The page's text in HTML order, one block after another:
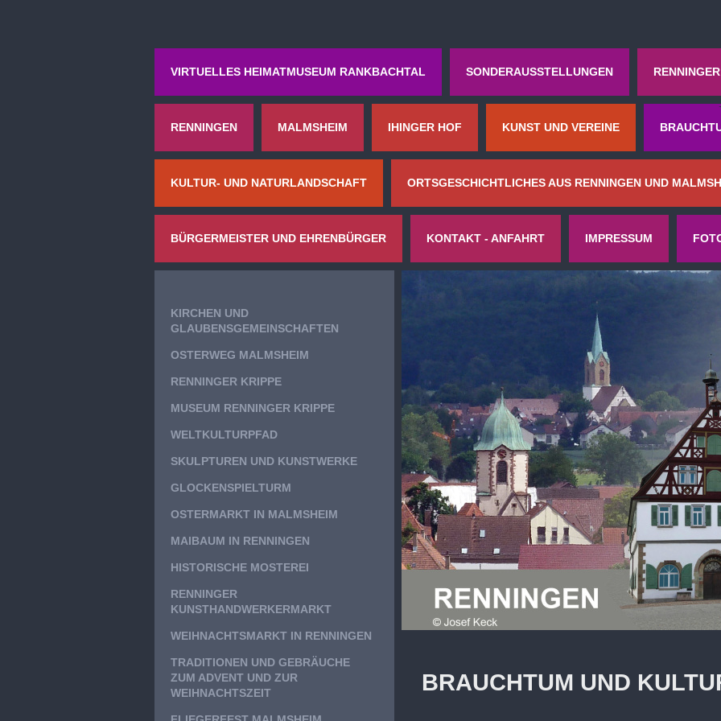
VIRTUELLES HEIMATMUSEUM RANKBACHTAL SONDERAUSSTELLUNGEN
RENNINGEN MALMSHEIM IHINGER HOF KUNST UND VEREINE
KULTUR- UND NATURLANDSCHAFT ORTSGESCHICHTLICHES AUS RENNINGEN UND
BÜRGERMEISTER UND EHRENBÜRGER KONTAKT - ANFAHRT IMPRESSUM
BRAUCHTUM UND
KIRCHEN UND
GLAUBENSGEMEINSCHAFTEN
OSTERWEG MALMSHEIM
RENNINGER KRIPPE
MUSEUM RENNINGER KRIPPE
WELTKULTURPFAD
SKULPTUREN UND KUNSTWERKE
GLOCKENSPIELTURM
OSTERMARKT IN MALMSHEIM
MAIBAUM IN RENNINGEN
HISTORISCHE MOSTEREI
RENNINGER
KUNSTHANDWERKERMARKT
WEIHNACHTSMARKT IN RENNINGEN
TRADITIONEN UND GEBRÄUCHE
ZUM ADVENT UND ZUR
WEIHNACHTSZEIT